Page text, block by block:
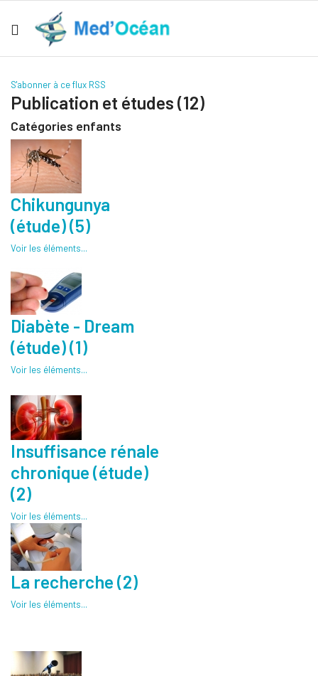
S'abonner à ce flux RSS
Publication et études (12)
Catégories enfants
Chikungunya
(étude) (5)
Voir les éléments...
Diabète - Dream
(étude) (1)
Voir les éléments...
Insuffisance rénale
chronique (étude)
(2)
Voir les éléments...
La recherche (2)
Voir les éléments...